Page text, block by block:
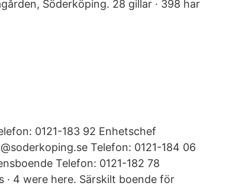
Söderköping. 28 gillar · 398 har
0121-183 92 Enhetschef
Telefon: 0121-184 06
Telefon: 0121-182 78
· 4 were here. Särskilt boende för